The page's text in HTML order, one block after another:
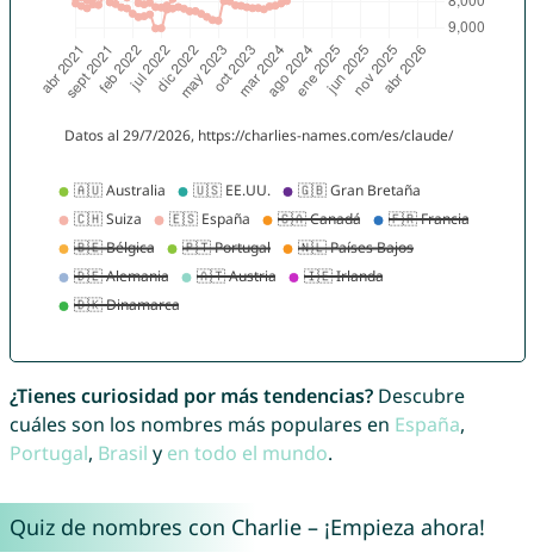
¿Tienes curiosidad por más tendencias?Descubre
cuáles son los nombres más populares en España,
Portugal, Brasil y en todo el mundo.
Quiz de nombres con Charlie – ¡Empieza ahora!